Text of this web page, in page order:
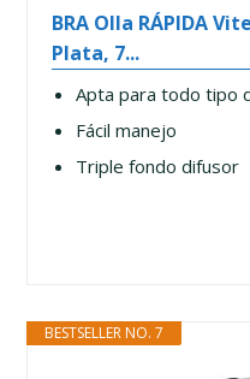
BRA Olla RÁPIDA
Plata, 7...
Apta para todo tipo
Fácil manejo
Triple fondo difusor
BESTSELLER NO. 7